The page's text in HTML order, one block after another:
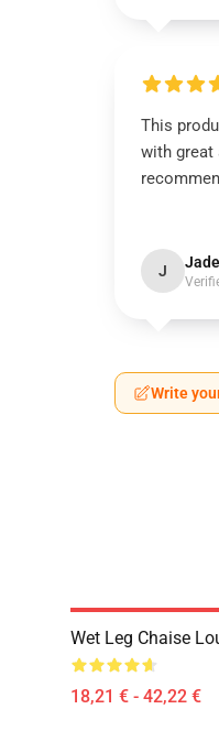
This
with great
J Jade
Write
Wet Leg Chaise
18,21 € - 42,22 €